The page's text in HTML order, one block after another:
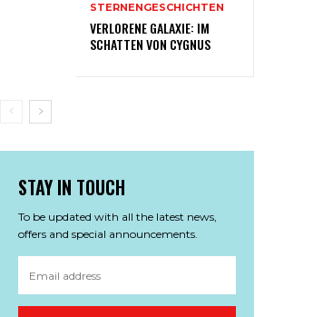
STERNENGESCHICHTEN
VERLORENE GALAXIE: IM
SCHATTEN VON CYGNUS
STAY IN TOUCH
To be updated with all the latest news,
offers and special announcements.